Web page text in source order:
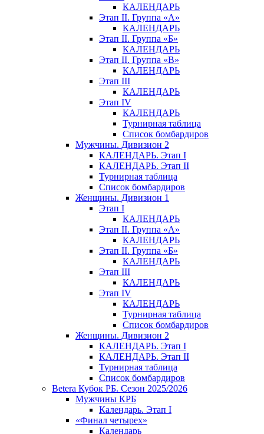
КАЛЕНДАРЬ
Этап II. Группа «А»
КАЛЕНДАРЬ
Этап II. Группа «Б»
КАЛЕНДАРЬ
Этап II. Группа «В»
КАЛЕНДАРЬ
Этап III
КАЛЕНДАРЬ
Этап IV
КАЛЕНДАРЬ
Турнирная таблица
Список бомбардиров
Мужчины. Дивизион 2
КАЛЕНДАРЬ. Этап I
КАЛЕНДАРЬ. Этап II
Турнирная таблица
Список бомбардиров
Женщины. Дивизион 1
Этап I
КАЛЕНДАРЬ
Этап II. Группа «А»
КАЛЕНДАРЬ
Этап II. Группа «Б»
КАЛЕНДАРЬ
Этап III
КАЛЕНДАРЬ
Этап IV
КАЛЕНДАРЬ
Турнирная таблица
Список бомбардиров
Женщины. Дивизион 2
КАЛЕНДАРЬ. Этап I
КАЛЕНДАРЬ. Этап II
Турнирная таблица
Список бомбардиров
Betera Кубок РБ. Сезон 2025/2026
Мужчины КРБ
Календарь. Этап I
«Финал четырех»
Календарь